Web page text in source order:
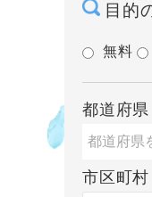
目的
無料
都道府県
市区町村